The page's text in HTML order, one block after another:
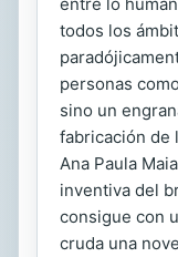
todos los
personas
sino un
fabricación de
Ana Paula
inventiva del
consigue con
cruda una